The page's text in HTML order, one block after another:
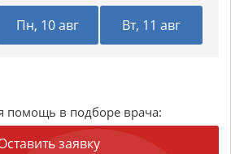
Пн, 10 авг Вт, 11 авг
помощь в подборе врача:
заявку